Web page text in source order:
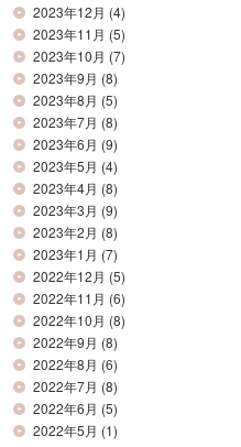
2023年12月 (4)
2023年11月 (5)
2023年10月 (7)
2023年9月 (8)
2023年8月 (5)
2023年7月 (8)
2023年6月 (9)
2023年5月 (4)
2023年4月 (8)
2023年3月 (9)
2023年2月 (8)
2023年1月 (7)
2022年12月 (5)
2022年11月 (6)
2022年10月 (8)
2022年9月 (8)
2022年8月 (6)
2022年7月 (8)
2022年6月 (5)
2022年5月 (1)